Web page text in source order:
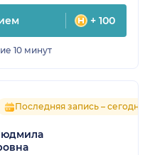
+ 100
10 минут
Последняя запись – сегодня